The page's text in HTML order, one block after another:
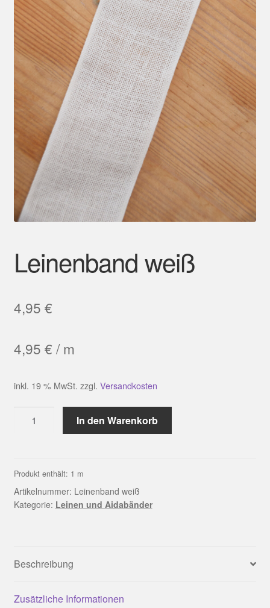
Leinenband weiß
4,95 €
4,95 € /m
inkl. 19 % MwSt. zzgl. Versandkosten
weiß
In den Warenkorb
Produkt enthält: 1 m
Artikelnummer: Leinenband weiß
Kategorie: Leinen und Aidabänder
Beschreibung
Zusätzliche Informationen